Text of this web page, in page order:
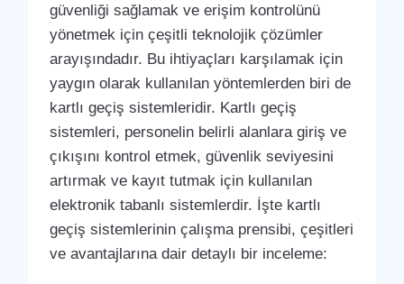
güvenliği sağlamak ve erişim kontrolünü
yönetmek için çeşitli teknolojik çözümler
arayışındadır. Bu ihtiyaçları karşılamak için
yaygın olarak kullanılan yöntemlerden biri de
kartlı geçiş sistemleridir. Kartlı geçiş
sistemleri, personelin belirli alanlara giriş ve
çıkışını kontrol etmek, güvenlik seviyesini
artırmak ve kayıt tutmak için kullanılan
elektronik tabanlı sistemlerdir. İşte kartlı
geçiş sistemlerinin çalışma prensibi, çeşitleri
ve avantajlarına dair detaylı bir inceleme: